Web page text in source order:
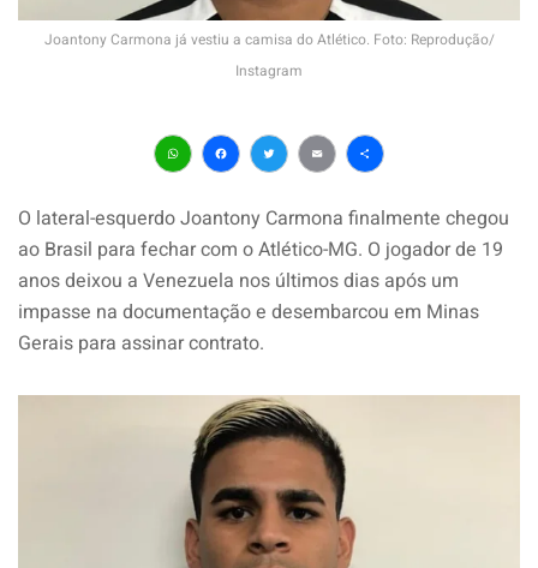
Joantony Carmona já vestiu a camisa do Atlético. Foto: Reprodução/
Instagram
WhatsApp
Facebook
Twitter
EmailShare
O lateral-esquerdo Joantony Carmona finalmente chegou
ao Brasil para fechar com o Atlético-MG. O jogador de 19
anos deixou a Venezuela nos últimos dias após um
impasse na documentação e desembarcou em Minas
Gerais para assinar contrato.